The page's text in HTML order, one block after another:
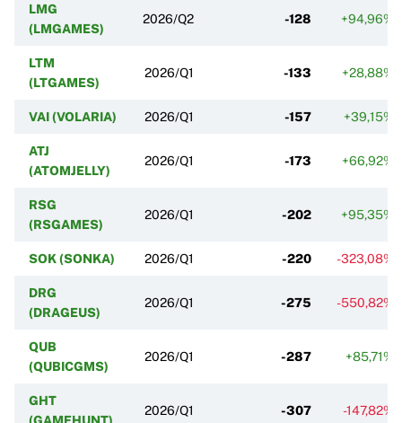
LMG
(LMGAMES)
2026/Q2 -128 +94,96%
LTM
(LTGAMES)
2026/Q1 -133 +28,88%
VAI (VOLARIA) 2026/Q1 -157 +39,15%
ATJ
(ATOMJELLY)
2026/Q1 -173 +66,92%
RSG
(RSGAMES)
2026/Q1 -202 +95,35%
SOK (SONKA) 2026/Q1 -220 -323,08%
DRG
(DRAGEUS)
2026/Q1 -275 -550,82%
QUB
(QUBICGMS)
2026/Q1 -287 +85,71%
GHT
(GAMEHUNT)
2026/Q1 -307 -147,82%